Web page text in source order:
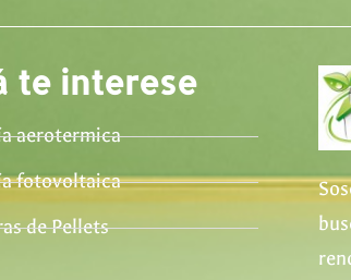
te interese
aerotermica
fotovoltaica
de Pellets